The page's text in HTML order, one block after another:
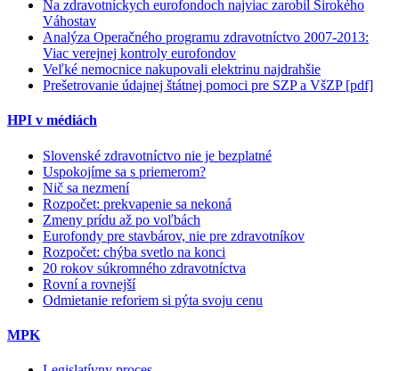
Na zdravotníckych eurofondoch najviac zarobil Širokého
Váhostav
Analýza Operačného programu zdravotníctvo 2007-2013:
Viac verejnej kontroly eurofondov
Veľké nemocnice nakupovali elektrinu najdrahšie
Prešetrovanie údajnej štátnej pomoci pre SZP a VšZP [pdf]
HPI v médiách
Slovenské zdravotníctvo nie je bezplatné
Uspokojíme sa s priemerom?
Nič sa nezmení
Rozpočet: prekvapenie sa nekoná
Zmeny prídu až po voľbách
Eurofondy pre stavbárov, nie pre zdravotníkov
Rozpočet: chýba svetlo na konci
20 rokov súkromného zdravotníctva
Rovní a rovnejší
Odmietanie reforiem si pýta svoju cenu
MPK